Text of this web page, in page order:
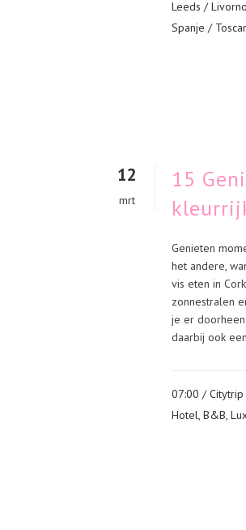
Leeds /Livorno
Spanje /
12
mrt
15
Genieten
het andere,
vis eten in
zonnestralen
je er
daarbij ook
07:00 /
Hotel, B&B,